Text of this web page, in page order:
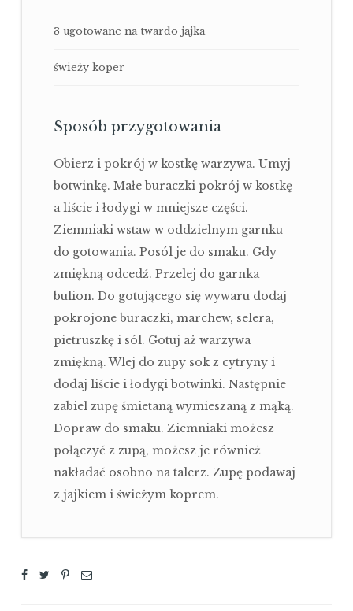
3 ugotowane na twardo jajka
świeży koper
Sposób przygotowania
Obierz i pokrój w kostkę warzywa. Umyj
botwinkę. Małe buraczki pokrój w kostkę
a liście i łodygi w mniejsze części.
Ziemniaki wstaw w oddzielnym garnku
do gotowania. Posól je do smaku. Gdy
zmiękną odcedź. Przelej do garnka
bulion. Do gotującego się wywaru dodaj
pokrojone buraczki, marchew, selera,
pietruszkę i sól. Gotuj aż warzywa
zmiękną. Wlej do zupy sok z cytryny i
dodaj liście i łodygi botwinki. Następnie
zabiel zupę śmietaną wymieszaną z mąką.
Dopraw do smaku. Ziemniaki możesz
połączyć z zupą, możesz je również
nakładać osobno na talerz. Zupę podawaj
z jajkiem i świeżym koprem.